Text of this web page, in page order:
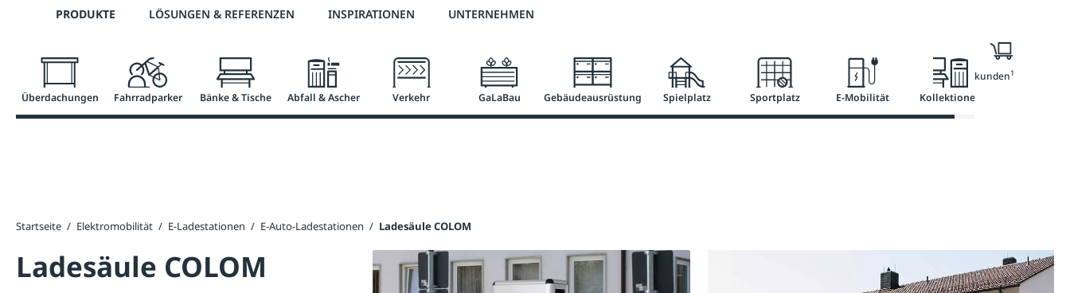
Zur Hauptnavigation springen
Telefon: 0800 / 100 49 02 2 % Vorkassen-Skonto versandkostenfrei ab 50 €
PRODUKTE LÖSUNGEN & REFERENZEN INSPIRATIONEN UNTERNEHMEN
Überdachungen Fahrradparker Bänke & Tische Abfall & Ascher Verkehr GaLaBau Gebäudeausrüstung Spielplatz Sportplatz E-Mobilität Kollektionen
Nur für Geschäftskunden1
Startseite / Elektromobilität / E-Ladestationen / E-Auto-Ladestationen / Ladesäule COLOM
Ladesäule COLOM